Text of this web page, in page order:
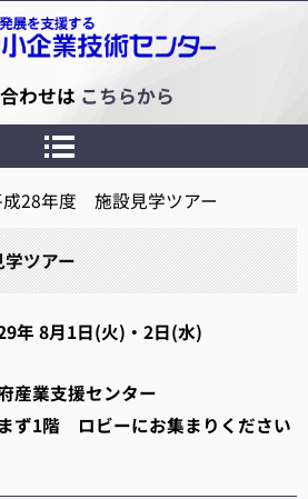
ター
わせは こちらから
28年度 施設見学ツアー
ツアー
8月1日(火)・2日(水)
業支援センター
ーにお集まりください